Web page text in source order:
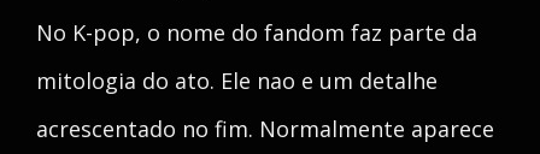
No K-pop, o nome do fandom faz parte da
mitologia do ato. Ele nao e um detalhe
acrescentado no fim. Normalmente aparece